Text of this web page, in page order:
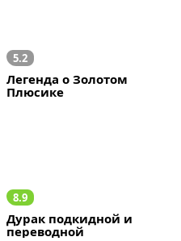
5.2
Легенда о Золотом
Плюсике
8.9
Дурак подкидной и
переводной